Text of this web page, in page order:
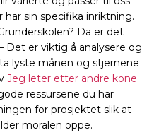
sin specifika inriktning.
Da er det
Det er viktig å analysere og
lyste månen og stjernene
Jeg leter etter andre kone
ressursene du har
for prosjektet slik at
moralen oppe.